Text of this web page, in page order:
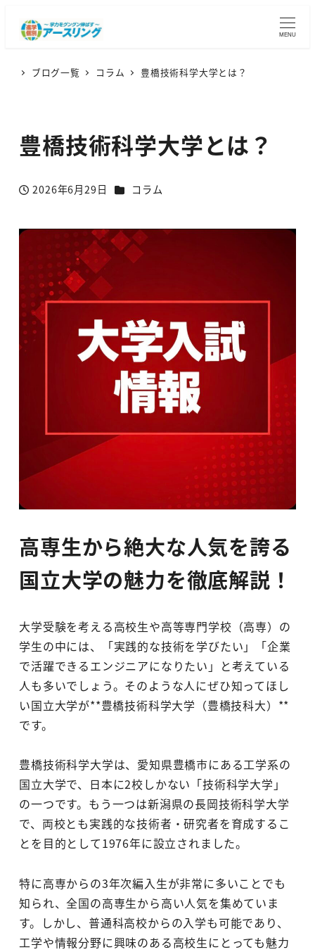
MENU
ブログ一覧 コラム 豊橋技術科学大学とは？
豊橋技術科学大学とは？
投稿日
2026年6月29日 カテゴリー
コラム
高専生から絶大な人気を誇る
国立大学の魅力を徹底解説！
大学受験を考える高校生や高等専門学校（高専）の
学生の中には、「実践的な技術を学びたい」「企業
で活躍できるエンジニアになりたい」と考えている
人も多いでしょう。そのような人にぜひ知ってほし
い国立大学が**豊橋技術科学大学（豊橋技科大）**
です。
豊橋技術科学大学は、愛知県豊橋市にある工学系の
国立大学で、日本に2校しかない「技術科学大学」
の一つです。もう一つは新潟県の長岡技術科学大学
で、両校とも実践的な技術者・研究者を育成するこ
とを目的として1976年に設立されました。
特に高専からの3年次編入生が非常に多いことでも
知られ、全国の高専生から高い人気を集めていま
す。しかし、普通科高校からの入学も可能であり、
工学や情報分野に興味のある高校生にとっても魅力